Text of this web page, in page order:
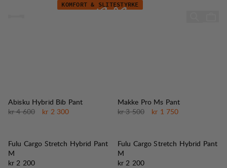
Kampanje - VinterbukserKOMFORT & SLITESTYRKE
SALG
Abisku Hybrid Bib Pant
Originalpris:
kr 4 600 Salgspris
kr 2 300
SALG
Makke Pro Ms Pant
Originalpris:
kr 3 500 Salgspris
kr 1 750
Fulu Cargo Stretch Hybrid Pant
M
Pris:
kr 2 200
Fulu Cargo Stretch Hybrid Pant
M
Pris:
kr 2 200